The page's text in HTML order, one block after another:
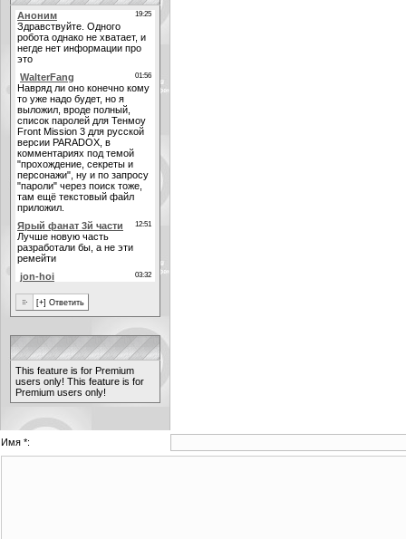
This feature is for Premium
users only! This feature is for
Premium users only!
Имя *: